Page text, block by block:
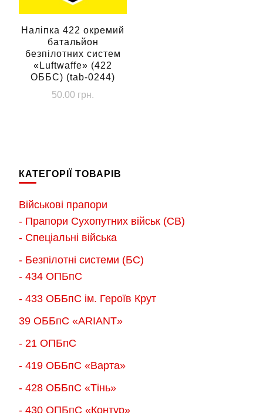
Наліпка 422 окремий
батальйон
безпілотних систем
«Luftwaffe» (422
ОББС) (tab-0244)
50.00 грн.
КАТЕГОРІЇ ТОВАРІВ
Військові прапори
- Прапори Сухопутних військ (СВ)
- Спеціальні війська
- Безпілотні системи (БС)
- 434 ОПБпС
- 433 ОББпС ім. Героїв Крут
39 ОББпС «ARIANT»
- 21 ОПБпС
- 419 ОББпС «Варта»
- 428 ОББпС «Тінь»
- 430 ОПБпС «Контур»